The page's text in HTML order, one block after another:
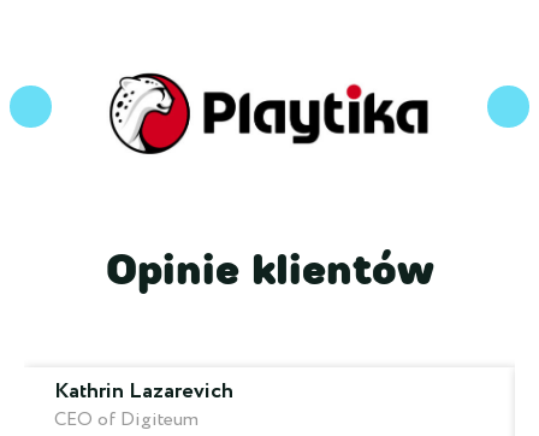
Opinie klientów
Kathrin Lazarevich
CEO of Digiteum